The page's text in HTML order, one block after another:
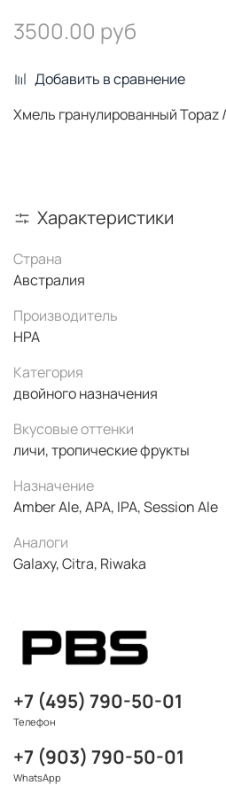
3500.00 руб
Добавить в сравнение
Хмель гранулированный Topaz
Характеристики
Страна
Австралия
Производитель
HPA
Категория
двойного назначения
Вкусовые оттенки
личи, тропические фрукты
Назначение
Amber Ale, APA, IPA, Session Ale
Аналоги
Galaxy, Citra, Riwaka
+7 (495) 790-50-01
Телефон
+7 (903) 790-50-01
WhatsApp